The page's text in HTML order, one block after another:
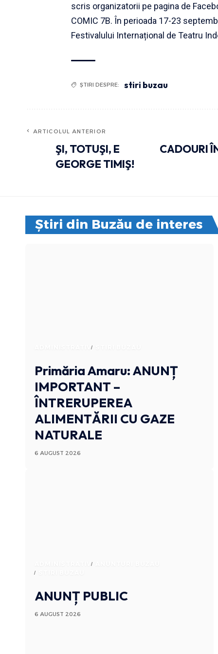
scris organizatorii pe pagina de
COMIC 7B. În perioada 17-23
Festivalului Internațional de Teatru
ȘTIRI DESPRE: stiri buzau
ARTICOLUL ANTERIOR
ŞI, TOTUŞI, E
GEORGE TIMIŞ!
CADOURI
Știri din Buzău de interes
ADMINISTRATIV
Primăria Amaru: ANUNȚ
IMPORTANT –
ÎNTRERUPEREA
ALIMENTĂRII CU GAZE
NATURALE
6 AUGUST 2026
ADMINISTRATIV
ANUNȚ PUBLIC
6 AUGUST 2026